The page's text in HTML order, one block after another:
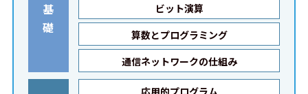
基
礎
ビット演算
算数とプログラミング
通信ネットワークの仕組み
応用的プログラム